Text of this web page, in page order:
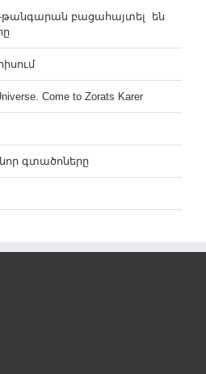
թանգարան բացահայտել են
Come to Zorats Karer
նոր գտածոները